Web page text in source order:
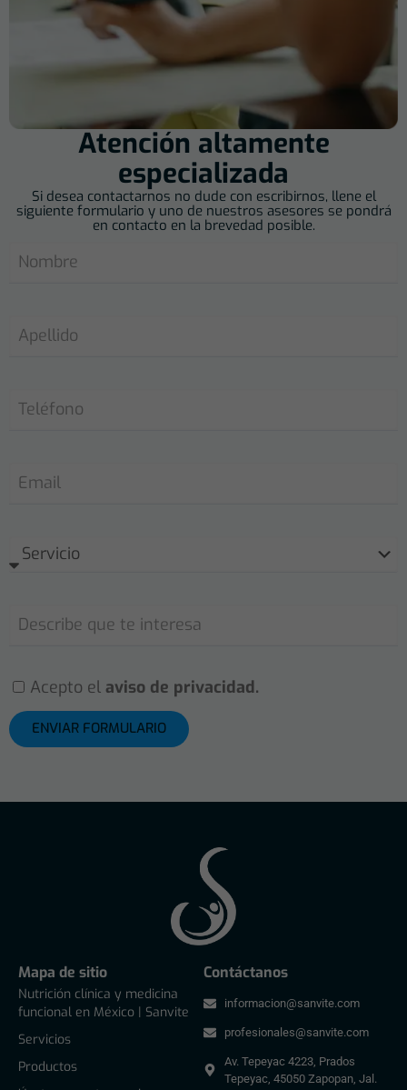
Atención altamente
especializada
Si desea contactarnos no dude con escribirnos, llene el
siguiente formulario y uno de nuestros asesores se pondrá
en contacto en la brevedad posible.
Acepto el aviso de privacidad.
ENVIAR FORMULARIO
Mapa de sitio
Nutrición clínica y medicina
funcional en México | Sanvite
Servicios
Productos
Contáctanos
informacion@sanvite.com
profesionales@sanvite.com
Av. Tepeyac 4223, Prados
Tepeyac, 45050 Zapopan, Jal.